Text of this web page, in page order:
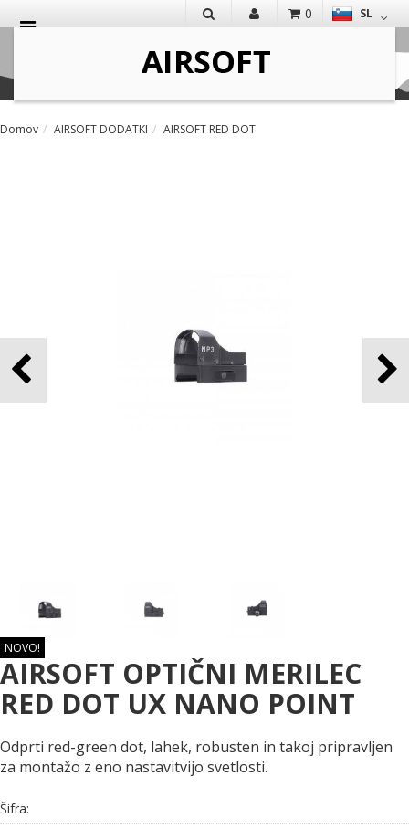
SL
0
Domov AIRSOFT DODATKI AIRSOFT RED DOT
NOVO!
AIRSOFT OPTIČNI MERILEC
RED DOT UX NANO POINT
Odprti red-green dot, lahek, robusten in takoj pripravljen
za montažo z eno nastavitvijo svetlosti.
Šifra: